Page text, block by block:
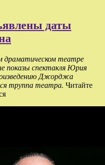
даты
драматическом театре
показы спектакля Юрия
Джорджа
труппа театра. Читайте